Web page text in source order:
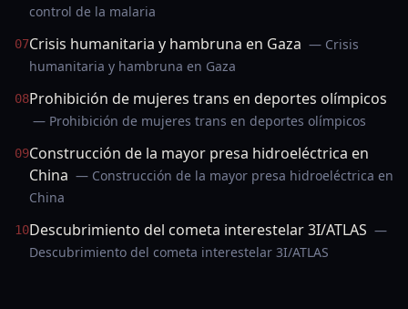
control de la malaria
07Crisis humanitaria y hambruna en Gaza — Crisis
humanitaria y hambruna en Gaza
08Prohibición de mujeres trans en deportes olímpicos
— Prohibición de mujeres trans en deportes olímpicos
09Construcción de la mayor presa hidroeléctrica en
China — Construcción de la mayor presa hidroeléctrica en
China
10Descubrimiento del cometa interestelar 3I/ATLAS —
Descubrimiento del cometa interestelar 3I/ATLAS